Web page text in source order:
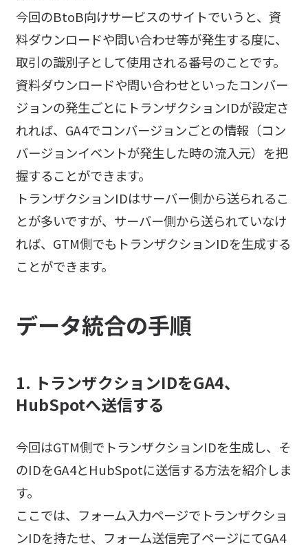
今回のBtoB向けサービスのサイトでいうと、資
料ダウンロードや問い合わせ等が発生する度に、
取引の識別子として使用される番号のことです。
資料ダウンロードや問い合わせといったコンバー
ジョンの発生ごとにトランザクションIDが設定さ
れれば、GA4でコンバージョンごとの情報（コン
バージョンイベントが発生した時の流入元）を把
握することができます。
トランザクションIDはサーバー側から送られるこ
とが多いですが、サーバー側から送られていなけ
れば、GTM側でもトランザクションIDを生成する
ことができます。
データ統合の手順
1. トランザクションIDをGA4、
HubSpotへ送信する
今回はGTM側でトランザクションIDを生成し、そ
のIDをGA4とHubSpotに送信する方法を紹介しま
す。
ここでは、フォーム入力ページでトランザクショ
ンIDを持たせ、フォーム送信完了ページにてGA4